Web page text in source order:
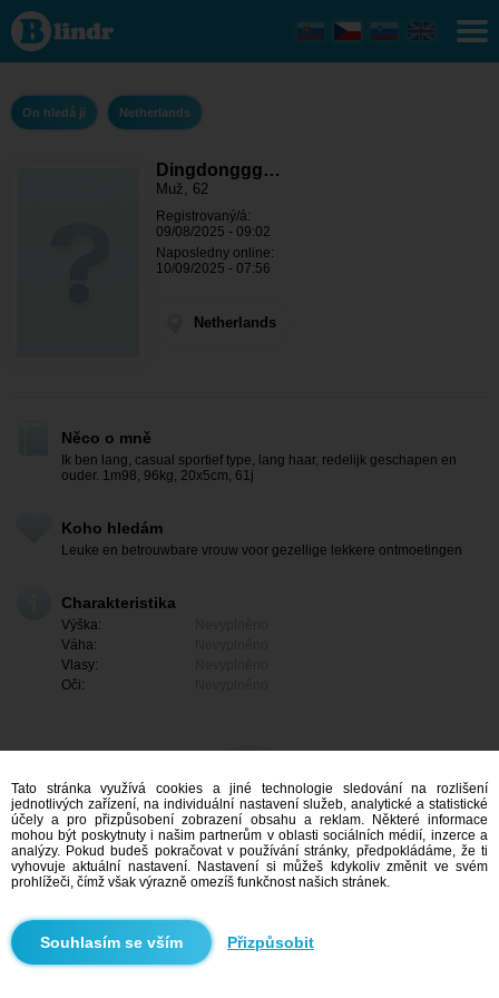
Dingdonggggg
- On hledá ji
Netherlands
On hledá ji Netherlands
Dingdonggg…
Muž, 62
Registrovaný/á:
09/08/2025 - 09:02
Naposledny online:
10/09/2025 - 07:56
Netherlands
Něco o mně
Ik ben lang, casual sportief type, lang haar, redelijk geschapen en
ouder. 1m98, 96kg, 20x5cm, 61j
Koho hledám
Leuke en betrouwbare vrouw voor gezellige lekkere ontmoetingen
Charakteristika
Výška:
Váha:
Vlasy:
Oči:
Vyhledávání
Tato stránka využívá cookies a jiné technologie sledování na rozlišení
jednotlivých zařízení, na individuální nastavení služeb, analytické a statistické
účely a pro přizpůsobení zobrazení obsahu a reklam. Některé informace
mohou být poskytnuty i našim partnerům v oblasti sociálních médií, inzerce a
analýzy. Pokud budeš pokračovat v používání stránky, předpokládáme, že ti
vyhovuje aktuální nastavení. Nastavení si můžeš kdykoliv změnit ve svém
prohlížeči, čímž však výrazně omezíš funkčnost našich stránek.
Přizpůsobit